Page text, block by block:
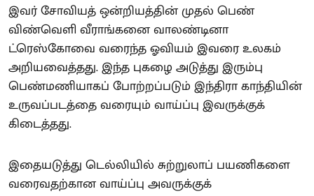
இவர் சோவியத் ஒன்றியத்தின் முதல் பெண்
விண்வெளி வீராங்கனை வாலண்டினா
ட்ரெஸ்கோவை வரைந்த ஓவியம் இவரை உலகம்
அறியவைத்தது. இந்த புகழை அடுத்து இரும்பு
பெண்மணியாகப் போற்றப்படும் இந்திரா காந்தியின்
உருவப்படத்தை வரையும் வாய்ப்பு இவருக்குக்
கிடைத்தது.
இதையடுத்து டெல்லியில் சுற்றுலாப் பயணிகளை
வரைவதற்கான வாய்ப்பு அவருக்குக்